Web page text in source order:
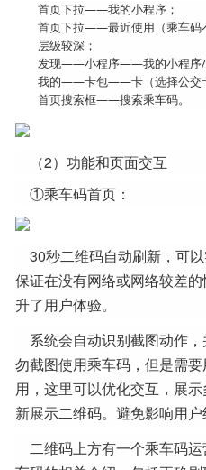
首页下拉——我的小程序；
首页下拉——最近使用（乘车码
层级较深；
发现——小程序——我的小程序/
我的——卡包——卡（选择公交
首页搜索框——搜索乘车码。
（2）功能和页面交互
①乘车码首页：
30秒二维码自动刷新，可
保证在没有网络或网络较差
升了用户体验。
系统会自动识别截图动作
勿截图使用乘车码，但是需
用，这里可以优化交互，展
新展示二维码。避免影响用户
二维码上方有一个乘车码